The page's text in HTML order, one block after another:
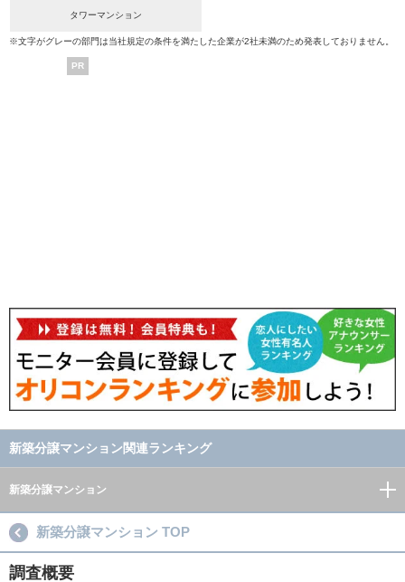
タワーマンション
※文字がグレーの部門は当社規定の条件を満たした企業が2社未満のため発表しておりません。
PR
新築分譲マンション関連ランキング
新築分譲マンション
新築分譲マンション TOP
調査概要